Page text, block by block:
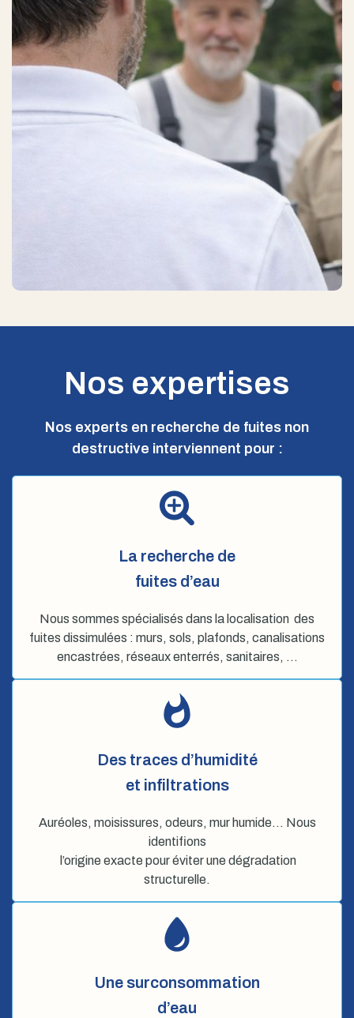
Nos expertises
Nos experts en recherche de fuites non
destructive interviennent pour :
La recherche de
fuites d’eau
Nous sommes spécialisés dans la localisation des
fuites dissimulées : murs, sols, plafonds, canalisations
encastrées, réseaux enterrés, sanitaires, …
Des traces d’humidité
et infiltrations
Auréoles, moisissures, odeurs, mur humide… Nous
identifions
l’origine exacte pour éviter une dégradation
structurelle.
Une surconsommation
d’eau